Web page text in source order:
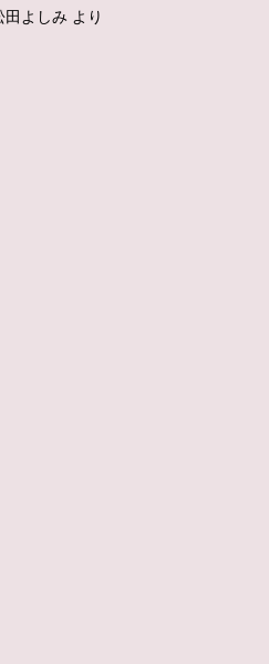
田よしみ より